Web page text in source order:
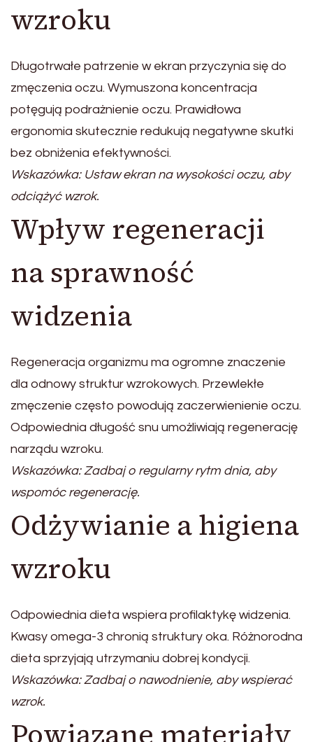
wzroku
Długotrwałe patrzenie w ekran przyczynia się do
zmęczenia oczu. Wymuszona koncentracja
potęgują podrażnienie oczu. Prawidłowa
ergonomia skutecznie redukują negatywne skutki
bez obniżenia efektywności.
Wskazówka: Ustaw ekran na wysokości oczu, aby
odciążyć wzrok.
Wpływ regeneracji
na sprawność
widzenia
Regeneracja organizmu ma ogromne znaczenie
dla odnowy struktur wzrokowych. Przewlekłe
zmęczenie często powodują zaczerwienienie oczu.
Odpowiednia długość snu umożliwiają regenerację
narządu wzroku.
Wskazówka: Zadbaj o regularny rytm dnia, aby
wspomóc regenerację.
Odżywianie a higiena
wzroku
Odpowiednia dieta wspiera profilaktykę widzenia.
Kwasy omega-3 chronią struktury oka. Różnorodna
dieta sprzyjają utrzymaniu dobrej kondycji.
Wskazówka: Zadbaj o nawodnienie, aby wspierać
wzrok.
Powiązane materiały